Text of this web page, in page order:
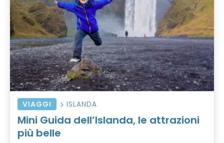
VIAGGI ISLANDA
Mini Guida dell’Islanda, le attrazioni
più belle